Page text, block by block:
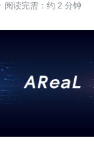
阅读完需：约 2 分钟